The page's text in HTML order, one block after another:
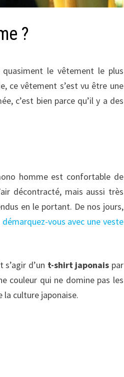
?
quasiment le vêtement le plus
ce vêtement s’est vu être une
c’est bien parce qu’il y a des
homme est confortable de
décontracté, mais aussi très
en le portant. De nos jours,
démarquez-vous avec une veste
d’un t-shirt japonais par
couleur qui ne domine pas les
culture japonaise.